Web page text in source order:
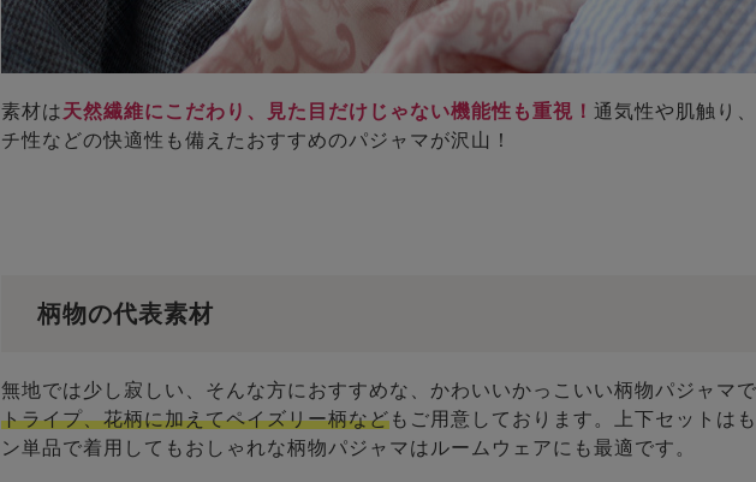
素材は天然繊維にこだわり、見た目だけじゃない機能性も重視！ 通気性や肌触り
チ性などの快適性も備えたおすすめのパジャマが沢山！
柄物の代表素材
無地では少し寂しい、そんな方におすすめな、かわいいかっこいい柄物パジャマで
トライプ、花柄に加えてペイズリー柄などもご用意しております。上下セットは
ン単品で着用してもおしゃれな柄物パジャマはルームウェアにも最適です。